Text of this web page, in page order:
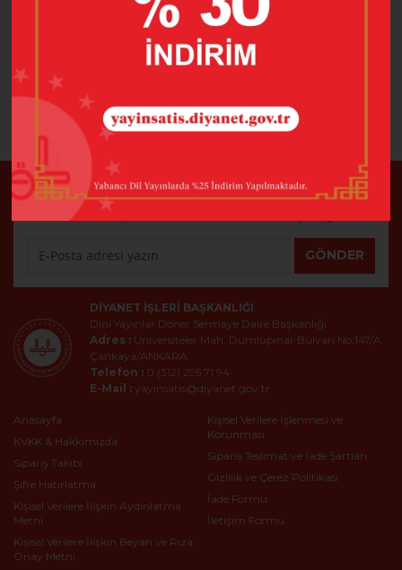
1 adet ürün bulunmuştur.
E-Bülten
En son haberler, bildirimler ve daha fazla tasarım için kaydolun
GÖNDER
DIYANET İŞLERI BAŞKANLIĞI
Dini Yayınlar Döner Sermaye Daire Başkanlığı
Adres : Üniversiteler Mah. Dumlupınar Bulvarı No:147/A
Çankaya/ANKARA
Telefon : 0 (312) 295 71 94
E-Mail : yayinsatis@diyanet.gov.tr
Anasayfa
KVKK & Hakkımızda
Sipariş Takibi
Şifre Hatırlatma
Kişisel Verilere İlişkin Aydınlatma
Metni
Kişisel Verilere İlişkin Beyan ve Rıza
Onay Metni
Kişisel Verilere İşlenmesi ve
Korunması
Sipariş Teslimat ve İade Şartları
Gizlilik ve Çerez Politikası
İade Formu
İletişim Formu